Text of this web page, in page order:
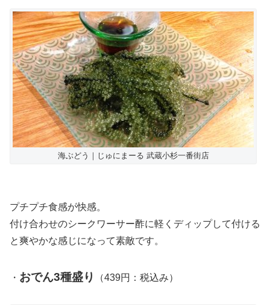
海ぶどう｜じゅにまーる 武蔵小杉一番街店
プチプチ食感が快感。
付け合わせのシークワーサー酢に軽くディップして付ける
と爽やかな感じになって素敵です。
・ おでん3種盛り （439円：税込み）